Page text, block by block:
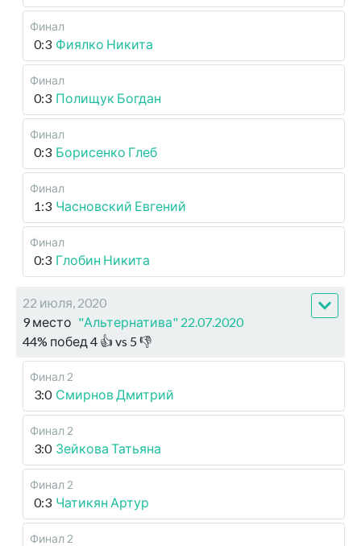
Финал
0:3 Фиялко Никита
Финал
0:3 Полищук Богдан
Финал
0:3 Борисенко Глеб
Финал
1:3 Часновский Евгений
Финал
0:3 Глобин Никита
22 июля, 2020
9 место "Альтернатива" 22.07.2020
44% побед 4 👍 vs 5 👎
Финал 2
3:0 Смирнов Дмитрий
Финал 2
3:0 Зейкова Татьяна
Финал 2
0:3 Чатикян Артур
Финал 2